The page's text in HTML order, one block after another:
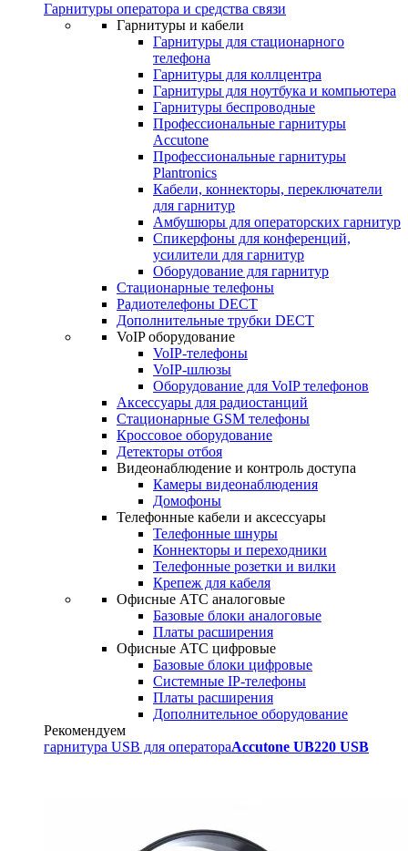
Гарнитуры оператора и средства связи
Гарнитуры и кабели
Гарнитуры для стационарного
телефона
Гарнитуры для коллцентра
Гарнитуры для ноутбука и компьютера
Гарнитуры беспроводные
Профессиональные гарнитуры
Accutone
Профессиональные гарнитуры
Plantronics
Кабели, коннекторы, переключатели
для гарнитур
Амбушюры для операторских гарнитур
Cпикерфоны для конференций,
усилители для гарнитур
Оборудование для гарнитур
Стационарные телефоны
Радиотелефоны DECT
Дополнительные трубки DECT
VoIP оборудование
VoIP-телефоны
VoIP-шлюзы
Оборудование для VoIP телефонов
Аксессуары для радиостанций
Стационарные GSM телефоны
Кроссовое оборудование
Детекторы отбоя
Видеонаблюдение и контроль доступа
Камеры видеонаблюдения
Домофоны
Телефонные кабели и аксессуары
Телефонные шнуры
Коннекторы и переходники
Телефонные розетки и вилки
Крепеж для кабеля
Офисные АТС аналоговые
Базовые блоки аналоговые
Платы расширения
Офисные АТС цифровые
Базовые блоки цифровые
Системные IP-телефоны
Платы расширения
Дополнительное оборудование
Рекомендуем
гарнитура USB для оператораAccutone UB220 USB